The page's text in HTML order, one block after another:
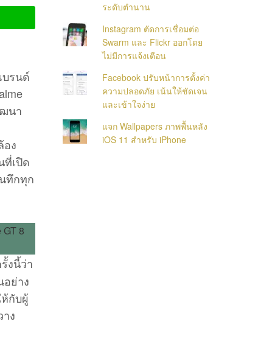
บรนด์
นา
ง
ที่เปิด
ทึกทุก
งนี้ว่า
ย่าง
กับผู้
ง
ระดับตำนาน
Instagram ตัดการเชื่อมต่อ
Swarm และ Flickr ออกโดย
ไม่มีการแจ้งเตือน
Facebook ปรับหน้าการตั้งค่า
ความปลอดภัย เน้นให้ชัดเจน
และเข้าใจง่าย
แจก Wallpapers ภาพพื้นหลัง
iOS 11 สำหรับ iPhone